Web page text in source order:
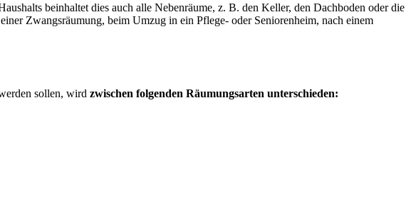
beinhaltet dies auch alle Nebenräume, z. B. den Keller, den Dachboden oder die
Zwangsräumung, beim Umzug in ein Pflege- oder Seniorenheim, nach einem
sollen, wird zwischen folgenden Räumungsarten unterschieden: